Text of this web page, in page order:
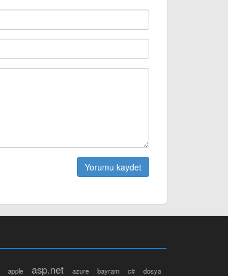
apple asp.net azure bayram c# dosya